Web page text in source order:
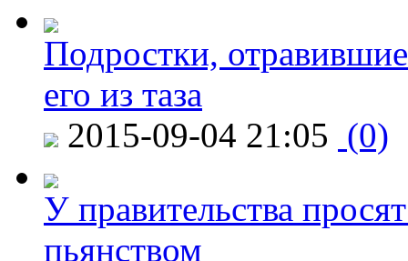
Подростки,
его из таза
2015-09-04 21:05 (0)
У правительства
пьянством